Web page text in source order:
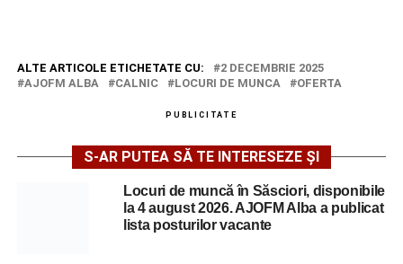
ALTE ARTICOLE ETICHETATE CU:
2 DECEMBRIE 2025
AJOFM ALBA
CALNIC LOCURI DE MUNCA OFERTA
PUBLICITATE
S-AR PUTEA SĂ TE INTERESEZE ȘI
Locuri de muncă în Săsciori, disponibile
la 4 august 2026. AJOFM Alba a publicat
lista posturilor vacante